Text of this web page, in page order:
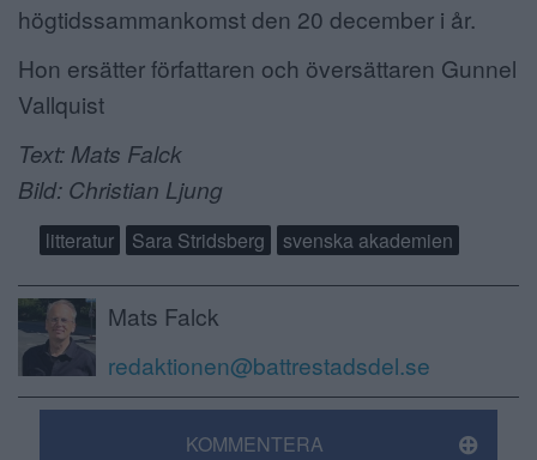
högtidssammankomst den 20 december i år.
Hon ersätter författaren och översättaren Gunnel
Vallquist
Text: Mats Falck
Bild: Christian Ljung
litteratur Sara Stridsberg svenska akademien
Mats Falck
redaktionen@battrestadsdel.se
KOMMENTERA